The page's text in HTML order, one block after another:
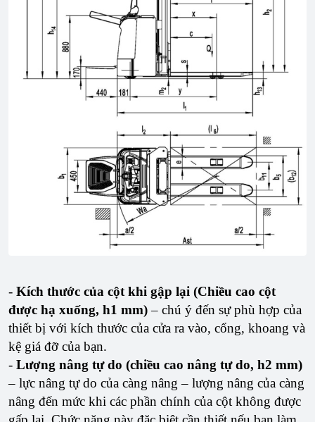
- Kích thước của cột khi gập lại (Chiều cao cột
được hạ xuống, h1 mm)– chú ý đến sự phù hợp của
thiết bị với kích thước của cửa ra vào, cổng, khoang và
kệ giá đỡ của bạn.
- Lượng nâng tự do (chiều cao nâng tự do, h2 mm)
– lực nâng tự do của càng nâng – lượng nâng của càng
nâng đến mức khi các phần chính của cột không được